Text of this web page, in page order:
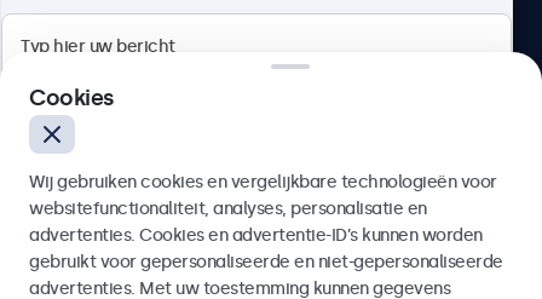
4.8/5 door 5000+ bedrijven
Nederlands
Verzenden
Cookies
Wij gebruiken cookies en vergelijkbare technologieën voor
websitefunctionaliteit, analyses, personalisatie en
advertenties. Cookies en advertentie-ID’s kunnen worden
gebruikt voor gepersonaliseerde en niet-gepersonaliseerde
advertenties. Met uw toestemming kunnen gegevens